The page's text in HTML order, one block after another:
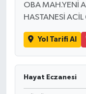
OBA MAH.YENİ
HASTANESİ ACİL
Yol Tarifi Al
Hayat Eczanesi